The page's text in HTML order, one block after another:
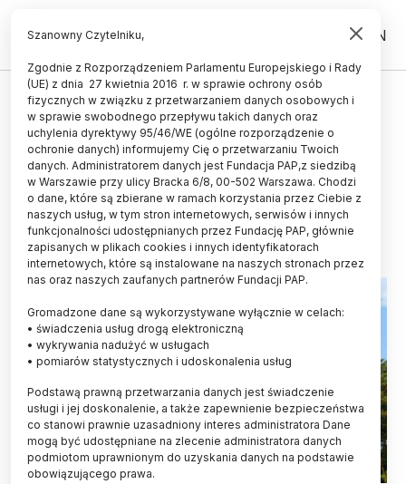
PL EN
ŻYCIE
Naukowcy pomagają uzyskać
najlepsze do uprawy sosny i
modrzewie
19.01.2015
aktualizacja: 19.01.2015
3 minuty czytania
Szanowny Czytelniku,
Zgodnie z Rozporządzeniem Parlamentu Europejskiego i Rady
(UE) z dnia 27 kwietnia 2016 r. w sprawie ochrony osób
fizycznych w związku z przetwarzaniem danych osobowych i
w sprawie swobodnego przepływu takich danych oraz
uchylenia dyrektywy 95/46/WE (ogólne rozporządzenie o
ochronie danych) informujemy Cię o przetwarzaniu Twoich
danych. Administratorem danych jest Fundacja PAP,z siedzibą
w Warszawie przy ulicy Bracka 6/8, 00-502 Warszawa. Chodzi
o dane, które są zbierane w ramach korzystania przez Ciebie z
naszych usług, w tym stron internetowych, serwisów i innych
funkcjonalności udostępnianych przez Fundację PAP, głównie
zapisanych w plikach cookies i innych identyfikatorach
internetowych, które są instalowane na naszych stronach przez
nas oraz naszych zaufanych partnerów Fundacji PAP.
Gromadzone dane są wykorzystywane wyłącznie w celach:
• świadczenia usług drogą elektroniczną
• wykrywania nadużyć w usługach
• pomiarów statystycznych i udoskonalenia usług
Podstawą prawną przetwarzania danych jest świadczenie
usługi i jej doskonalenie, a także zapewnienie bezpieczeństwa
co stanowi prawnie uzasadniony interes administratora Dane
mogą być udostępniane na zlecenie administratora danych
podmiotom uprawnionym do uzyskania danych na podstawie
obowiązującego prawa.